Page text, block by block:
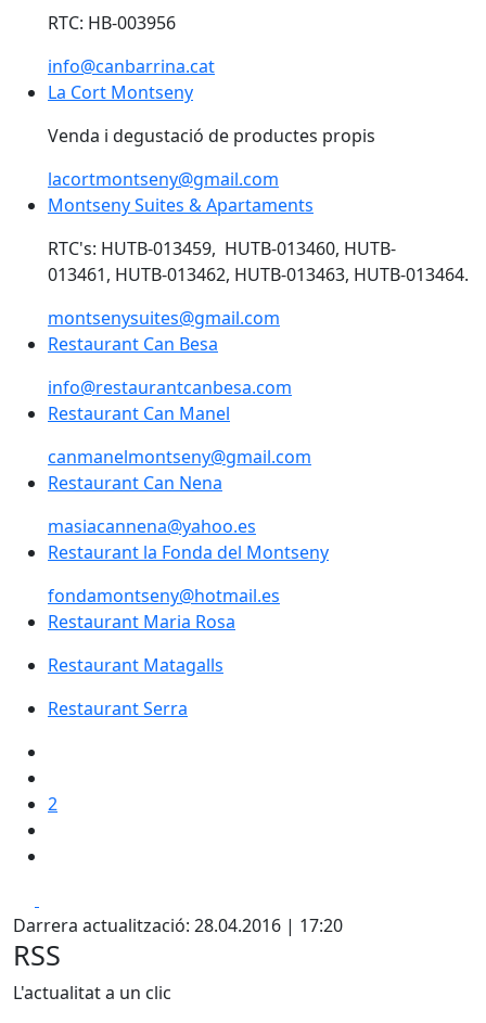
RTC: HB-003956
info@canbarrina.cat
La Cort Montseny
La Cort Montseny
Venda i degustació de productes propis
lacortmontseny@gmail.com
Montseny Suites & Apartaments
Montseny Suites & Apartaments
RTC's: HUTB-013459, HUTB-013460, HUTB-
013461, HUTB-013462, HUTB-013463, HUTB-013464.
montsenysuites@gmail.com
Restaurant Can Besa
Restaurant Can Besa
info@restaurantcanbesa.com
Restaurant Can Manel
Restaurant Can Manel
canmanelmontseny@gmail.com
Restaurant Can Nena
Restaurant Can Nena
masiacannena@yahoo.es
Restaurant la Fonda del Montseny
Restaurant la Fonda del Montseny
fondamontseny@hotmail.es
Restaurant Maria Rosa
Restaurant Maria Rosa
Restaurant Matagalls
Restaurant Matagalls
Restaurant Serra
Restaurant Serra
2
Darrera actualització: 28.04.2016 | 17:20
RSS
L'actualitat a un clic